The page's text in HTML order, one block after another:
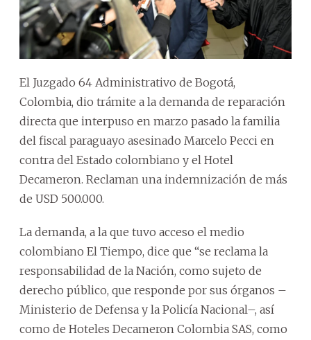
El Juzgado 64 Administrativo de Bogotá,
Colombia, dio trámite a la demanda de reparación
directa que interpuso en marzo pasado la familia
del fiscal paraguayo asesinado Marcelo Pecci en
contra del Estado colombiano y el Hotel
Decameron. Reclaman una indemnización de más
de USD 500.000.
La demanda, a la que tuvo acceso el medio
colombiano El Tiempo, dice que “se reclama la
responsabilidad de la Nación, como sujeto de
derecho público, que responde por sus órganos –
Ministerio de Defensa y la Policía Nacional–, así
como de Hoteles Decameron Colombia SAS, como